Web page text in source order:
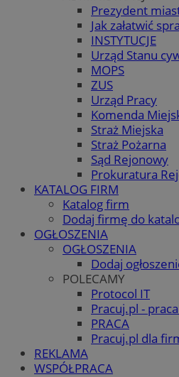
Prezydent
Jak załatwić
INSTYTUCJE
Urząd Stanu
MOPS
ZUS
Urząd Pracy
Komenda
Straż Miejska
Straż Pożarna
Sąd Rejonowy
Prokuratura
KATALOG FIRM
Katalog firm
Dodaj firmę do
OGŁOSZENIA
OGŁOSZENIA
Dodaj
POLECAMY
Protocol IT
Pracuj.pl -
PRACA
Pracuj.pl dla
REKLAMA
WSPÓŁPRACA